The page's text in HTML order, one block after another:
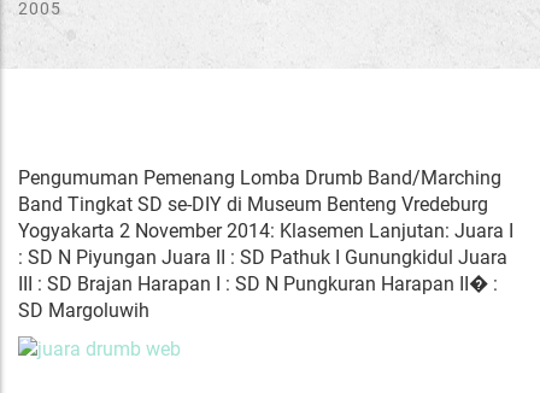
2005
Pengumuman Pemenang Lomba Drumb Band/Marching
Band Tingkat SD se-DIY di Museum Benteng Vredeburg
Yogyakarta 2 November 2014: Klasemen Lanjutan: Juara I
: SD N Piyungan Juara II : SD Pathuk I Gunungkidul Juara
III : SD Brajan Harapan I : SD N Pungkuran Harapan II� :
SD Margoluwih